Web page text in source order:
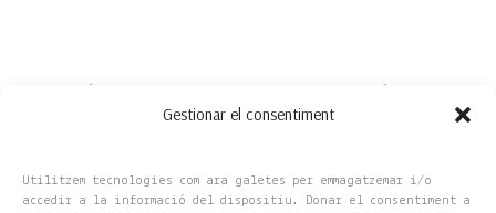
Gestionar el consentiment
Utilitzem tecnologies com ara galetes per emmagatzemar i/o
accedir a la informació del dispositiu. Donar el consentiment a